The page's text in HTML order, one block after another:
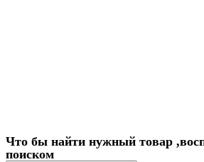
Что бы найти нужный товар
поиском